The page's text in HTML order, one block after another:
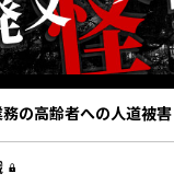
の高齢者への人道被害